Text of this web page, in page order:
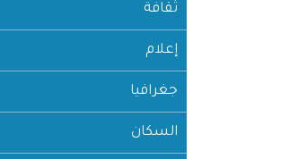
ثقافة
إعلام
جغرافيا
السكان